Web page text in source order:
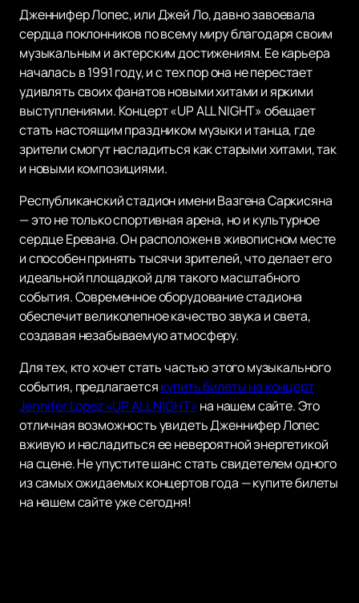
Дженнифер Лопес, или Джей Ло, давно завоевала
сердца поклонников по всему миру благодаря своим
музыкальным и актерским достижениям. Ее карьера
началась в 1991 году, и с тех пор она не перестает
удивлять своих фанатов новыми хитами и яркими
выступлениями. Концерт «UP ALL NIGHT» обещает
стать настоящим праздником музыки и танца, где
зрители смогут насладиться как старыми хитами, так
и новыми композициями.
Республиканский стадион имени Вазгена Саркисяна
— это не только спортивная арена, но и культурное
сердце Еревана. Он расположен в живописном месте
и способен принять тысячи зрителей, что делает его
идеальной площадкой для такого масштабного
события. Современное оборудование стадиона
обеспечит великолепное качество звука и света,
создавая незабываемую атмосферу.
Для тех, кто хочет стать частью этого музыкального
события, предлагаетсякупить билеты на концерт
Jennifer Lopez «UP ALL NIGHT»на нашем сайте. Это
отличная возможность увидеть Дженнифер Лопес
вживую и насладиться ее невероятной энергетикой
на сцене. Не упустите шанс стать свидетелем одного
из самых ожидаемых концертов года — купите билеты
на нашем сайте уже сегодня!